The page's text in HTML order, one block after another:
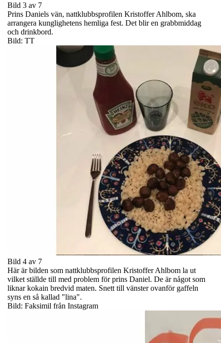
Bild 3 av 7
Prins Daniels vän, nattklubbsprofilen Kristoffer Ahlbom, ska
arrangera kunglighetens hemliga fest. Det blir en grabbmiddag
och drinkbord.
Bild: TT
Bild 4 av 7
Här är bilden som nattklubbsprofilen Kristoffer Ahlbom la ut
vilket ställde till med problem för prins Daniel. De är något som
liknar kokain bredvid maten. Snett till vänster ovanför gaffeln
syns en så kallad "lina".
Bild: Faksimil från Instagram